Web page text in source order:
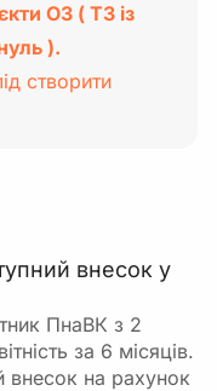
ОЗ ( ТЗ із
).
створити
внесок у
ПнаВК з 2
за 6 місяців.
внесок на рахунок